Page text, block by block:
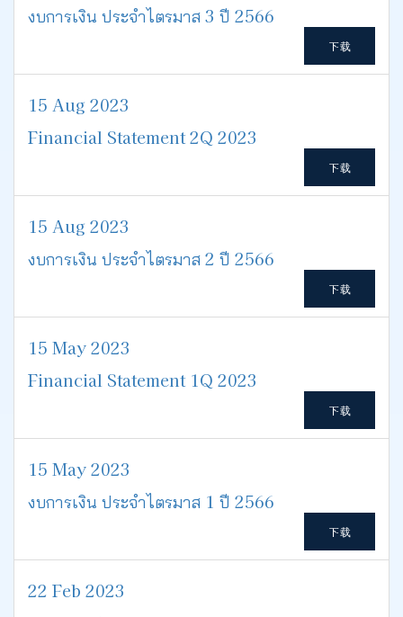
งบการเงิน ประจำไตรมาส 3 ปี 2566
下载
15 Aug 2023
Financial Statement 2Q 2023
下载
15 Aug 2023
งบการเงิน ประจำไตรมาส 2 ปี 2566
下载
15 May 2023
Financial Statement 1Q 2023
下载
15 May 2023
งบการเงิน ประจำไตรมาส 1 ปี 2566
下载
22 Feb 2023